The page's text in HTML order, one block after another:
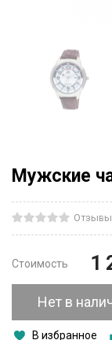
Мужские
Стоимость 1
Нет в
В избранное